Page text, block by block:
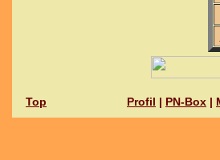
Top Profil | PN-Box |